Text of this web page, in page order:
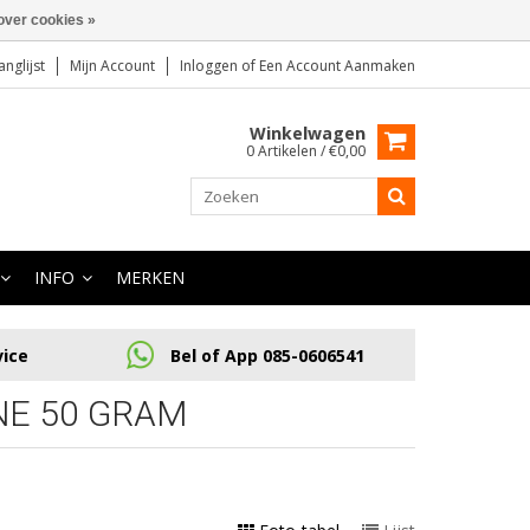
Mijn Account Inloggen of Een Account Aanmaken
Winkelwagen
0 Artikelen / €0,00
INFO MERKEN
Bel of App 085-0606541
50 GRAM
cookies »